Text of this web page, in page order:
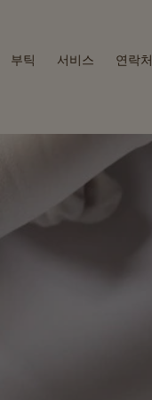
부틱 서비스 연락처